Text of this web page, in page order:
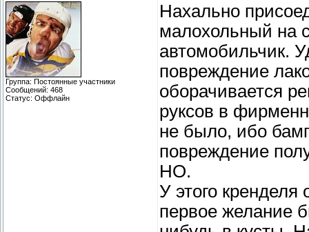
Группа: Постоянные участники
Сообщений: 468
Статус: Оффлайн
Нахально
малохольный на
автомобильчик.
повреждение
оборачивается
руксов в
не было, ибо
повреждение
НО.
У этого
первое желание